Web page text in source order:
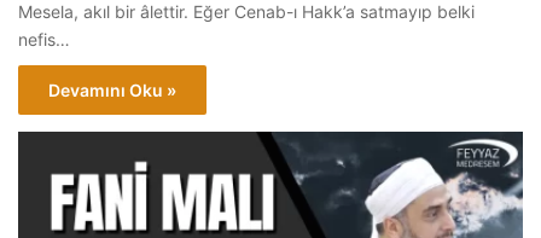
Mesela, akıl bir âlettir. Eğer Cenab-ı Hakk’a satmayıp belki
nefis…
Devamını Oku »